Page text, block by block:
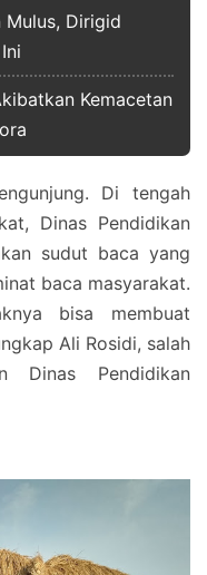
Dirigid
Kemacetan
Di tengah
Dinas Pendidikan
sudut baca yang
baca masyarakat.
bisa membuat
Ali Rosidi, salah
Dinas Pendidikan